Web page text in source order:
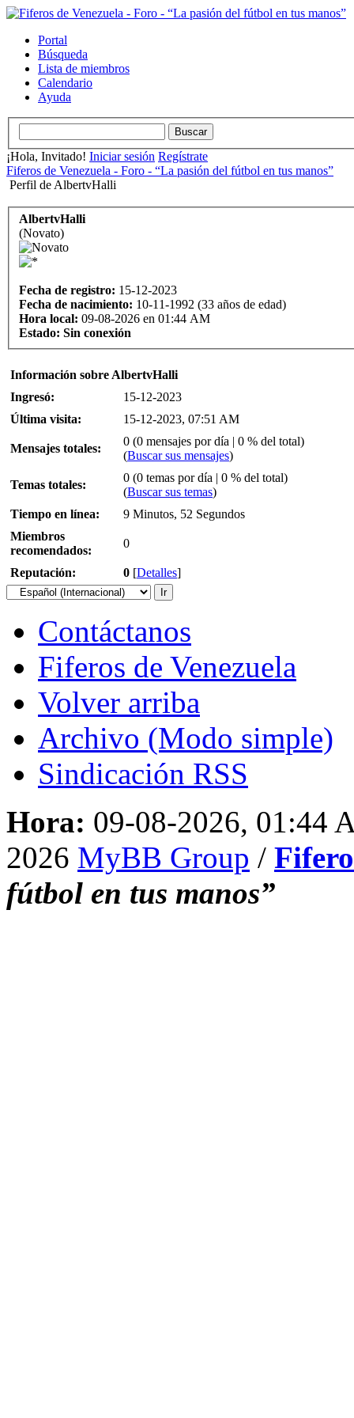
Portal
Búsqueda
Lista de miembros
Calendario
Ayuda
¡Hola, Invitado! Iniciar sesión Regístrate
Fiferos de Venezuela - Foro - “La pasión del fútbol en tus manos”
Perfil de AlbertvHalli
AlbertvHalli
(Novato)
Fecha de registro: 15-12-2023
Fecha de nacimiento: 10-11-1992 (33 años de edad)
Hora local: 09-08-2026 en 01:44 AM
Estado: Sin conexión
Información sobre AlbertvHalli
Ingresó:
15-12-2023
Última visita:
15-12-2023, 07:51 AM
Mensajes totales:
0 (0 mensajes por día | 0 % del total)
(Buscar sus mensajes)
Temas totales:
0 (0 temas por día | 0 % del total)
(Buscar sus temas)
Tiempo en línea:
9 Minutos, 52 Segundos
Miembros
recomendados:
0
Reputación: 0 [Detalles]
Contáctanos
Fiferos de Venezuela
Volver arriba
Archivo (Modo simple)
Sindicación RSS
Hora: 09-08-2026, 01:44
2026 MyBB Group /
fútbol en tus manos”